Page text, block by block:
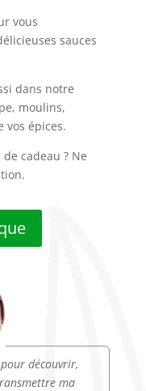
vous
sauces
dans notre
moulins,
épices.
cadeau ? Ne
découvrir,
ma